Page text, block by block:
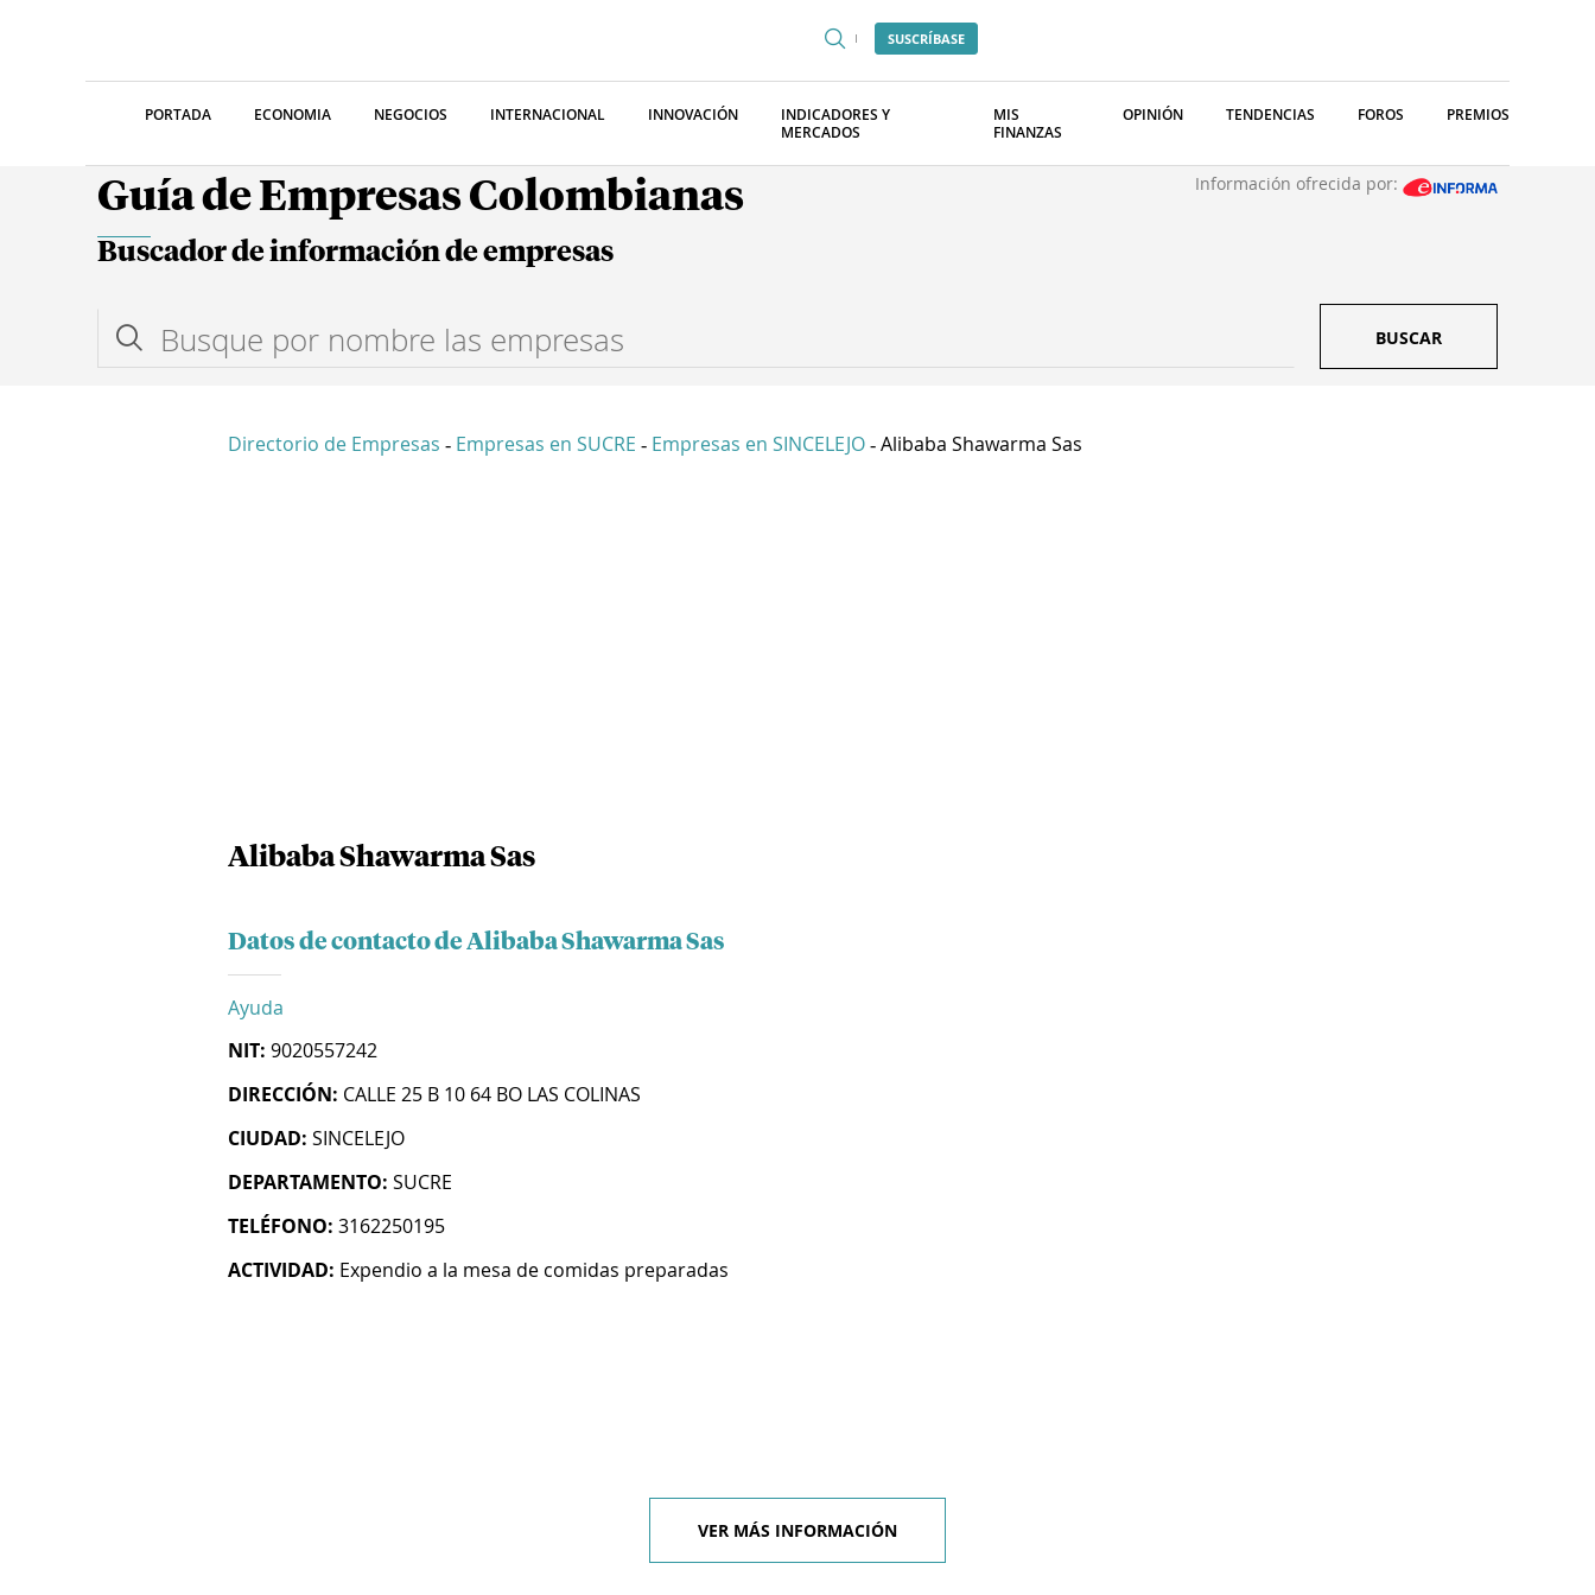
SUSCRÍBASE
PORTADA ECONOMIA NEGOCIOS INTERNACIONAL INNOVACIÓN
INDICADORES Y
MERCADOS
MIS
FINANZAS
OPINIÓN TENDENCIAS FOROS PREMIOS
Guía de Empresas Colombianas Información ofrecida por:
Buscador de información de empresas
BUSCAR
Directorio de Empresas - Empresas en SUCRE - Empresas en SINCELEJO - Alibaba Shawarma Sas
Alibaba Shawarma Sas
Datos de contacto de Alibaba Shawarma Sas
Ayuda
NIT: 9020557242
DIRECCIÓN: CALLE 25 B 10 64 BO LAS COLINAS
CIUDAD: SINCELEJO
DEPARTAMENTO: SUCRE
TELÉFONO: 3162250195
ACTIVIDAD: Expendio a la mesa de comidas preparadas
VER MÁS INFORMACIÓN